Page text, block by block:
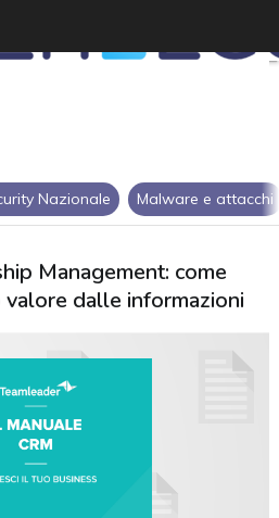
Nazionale Malware e attacchi
Management: come
dalle informazioni